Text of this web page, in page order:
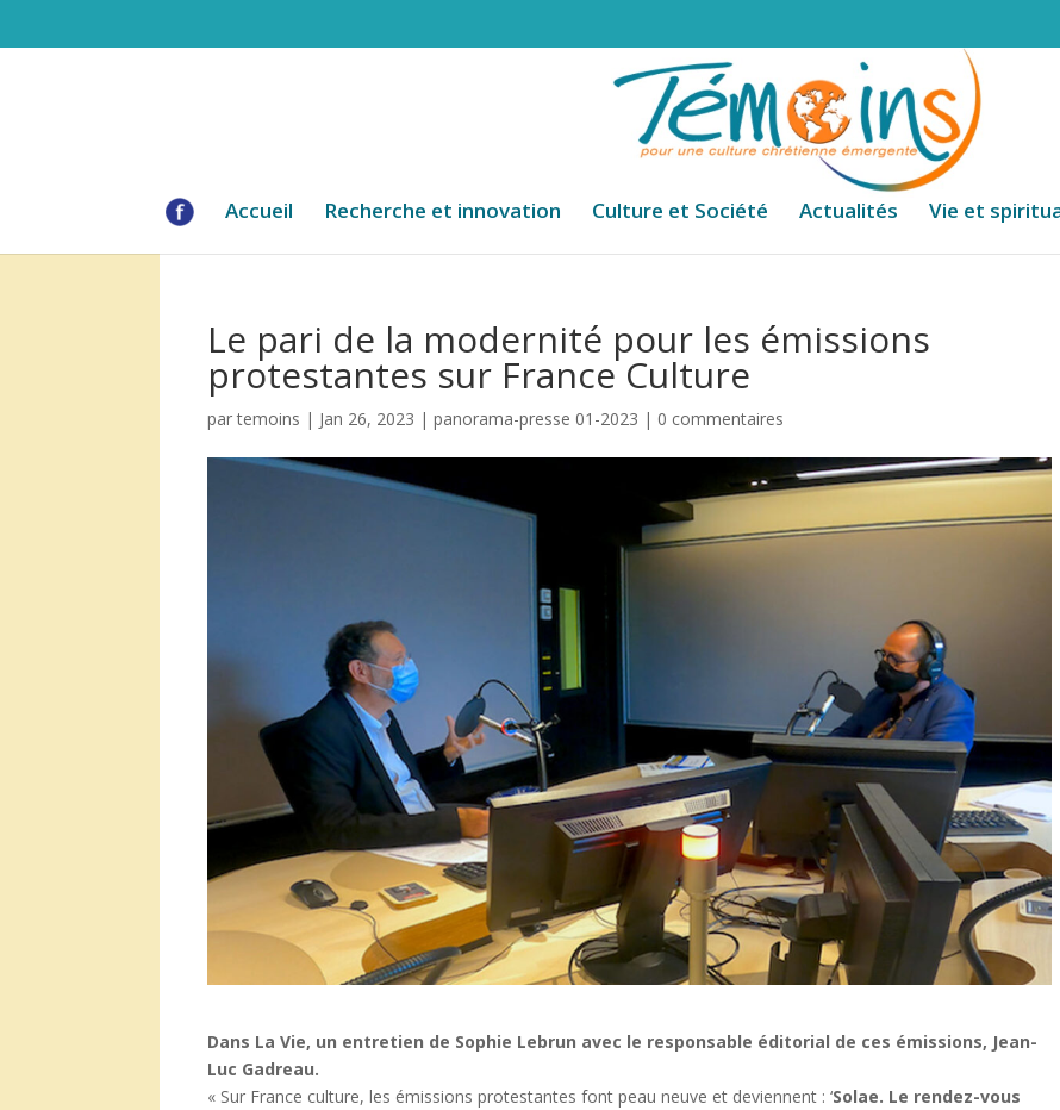
Accueil Recherche et innovation Culture et Société Actualités Vie et
Le pari de la modernité pour les émissions
protestantes sur France Culture
partemoins | Jan 26, 2023 |panorama-presse 01-2023 | 0 commentaires
Dans La Vie, un entretien de Sophie Lebrun avec le responsable éditorial de ces émissions, Jean-
Luc Gadreau.
« Sur France culture, les émissions protestantes font peau neuve et deviennent : ‘Solae. Le rendez-vous